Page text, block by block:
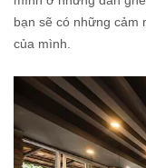
bạn sẽ có những cảm
của mình.